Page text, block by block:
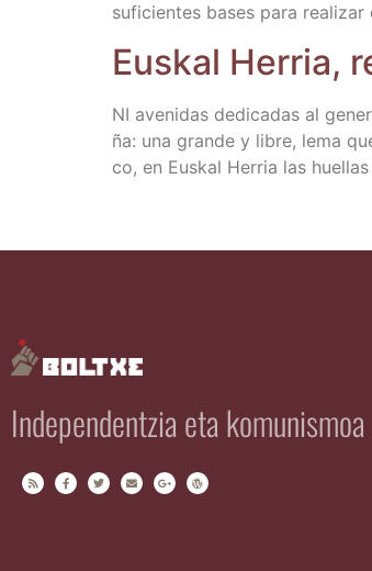
sufi­cien­tes bases para
Eus­kal Herria,
NI ave­ni­das dedi­ca­das al
ña: una gran­de y libre, lema
co, en Eus­kal Herria las
Independentzia eta komunismoa